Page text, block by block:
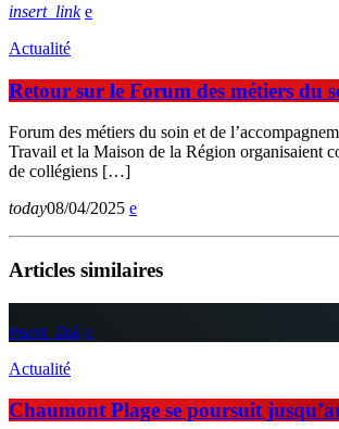
insert_link
Actualité
Retour sur le Forum des métiers du
Forum des métiers du soin et de
Travail et la Maison de la Région organisaient
de collégiens […]
today08/04/2025
Articles similaires
insert_link
Actualité
Chaumont Plage se poursuit